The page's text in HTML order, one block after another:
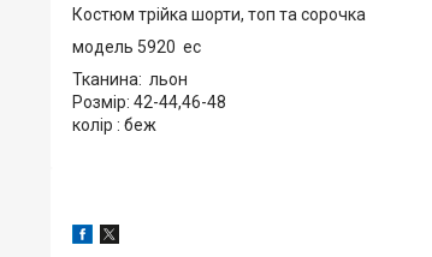
Костюм трійка шорти, топ та сорочка
модель 5920 ес
Тканина: льон
Розмір: 42-44,46-48
колір : беж